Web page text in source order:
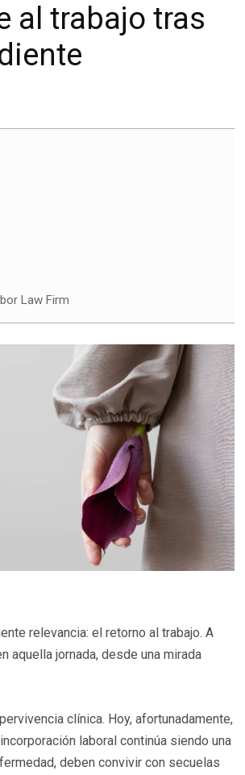
al trabajo tras
Law Firm
relevancia: el retorno al trabajo. A
aquella jornada, desde una mirada
clínica. Hoy, afortunadamente,
laboral continúa siendo una
deben convivir con secuelas